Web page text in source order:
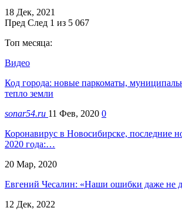
18 Дек, 2021
Пред След 1 из 5 067
Топ месяца:
Видео
Код города: новые паркоматы,
тепло земли
sonar54.ru 11 Фев, 2020 0
Коронавирус в Новосибирске, последние
2020 года:…
20 Мар, 2020
Евгений Чесалин: «Наши ошибки даже не
12 Дек, 2022